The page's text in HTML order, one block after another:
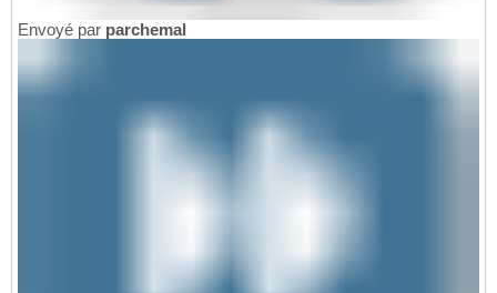
Envoyé par parchemal